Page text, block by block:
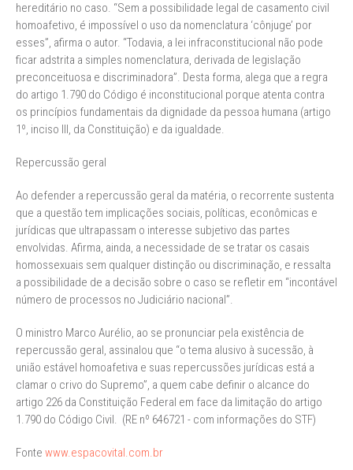
hereditário no caso. “Sem a possibilidade legal de casamento civil
homoafetivo, é impossível o uso da nomenclatura ‘cônjuge’ por
esses”, afirma o autor. “Todavia, a lei infraconstitucional não pode
ficar adstrita a simples nomenclatura, derivada de legislação
preconceituosa e discriminadora”. Desta forma, alega que a regra
do artigo 1.790 do Código é inconstitucional porque atenta contra
os princípios fundamentais da dignidade da pessoa humana (artigo
1º, inciso III, da Constituição) e da igualdade.
Repercussão geral
Ao defender a repercussão geral da matéria, o recorrente sustenta
que a questão tem implicações sociais, políticas, econômicas e
jurídicas que ultrapassam o interesse subjetivo das partes
envolvidas. Afirma, ainda, a necessidade de se tratar os casais
homossexuais sem qualquer distinção ou discriminação, e ressalta
a possibilidade de a decisão sobre o caso se refletir em “incontável
número de processos no Judiciário nacional”.
O ministro Marco Aurélio, ao se pronunciar pela existência de
repercussão geral, assinalou que “o tema alusivo à sucessão, à
união estável homoafetiva e suas repercussões jurídicas está a
clamar o crivo do Supremo”, a quem cabe definir o alcance do
artigo 226 da Constituição Federal em face da limitação do artigo
1.790 do Código Civil. (RE nº 646721 - com informações do STF)
Fonte www.espacovital.com.br